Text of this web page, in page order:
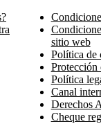
sitio web
Política de
Protección
Política
Canal
Derechos
Cheque